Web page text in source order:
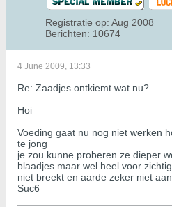
Registratie op: Aug 2008
Berichten: 10674
4 June 2009, 13:33
Re: Zaadjes ontkiemt wat nu?
Hoi
Voeding gaat nu nog niet werken
te jong
je zou kunne proberen ze dieper
blaadjes maar wel heel voor
niet breekt en aarde zeker niet aan
Suc6